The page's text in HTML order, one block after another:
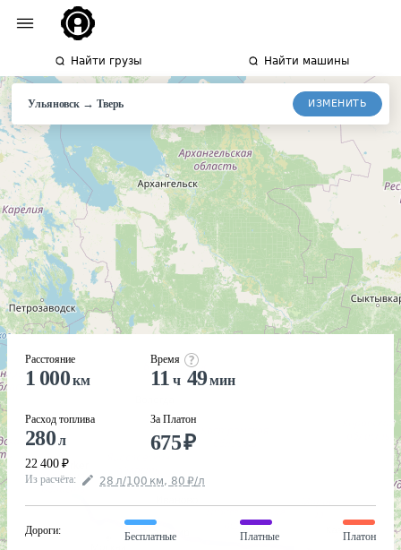
Найти грузы Найти машины
Ульяновск → Тверь ИЗМЕНИТЬ
Расстояние
1 000км
Расход топлива
280л
22 400 ₽
Время
11 ч 49мин
За Платон
675₽
Из расчёта: 28 л/100 км, 80 ₽/л
Дороги:
Бесплатные Платные Платон